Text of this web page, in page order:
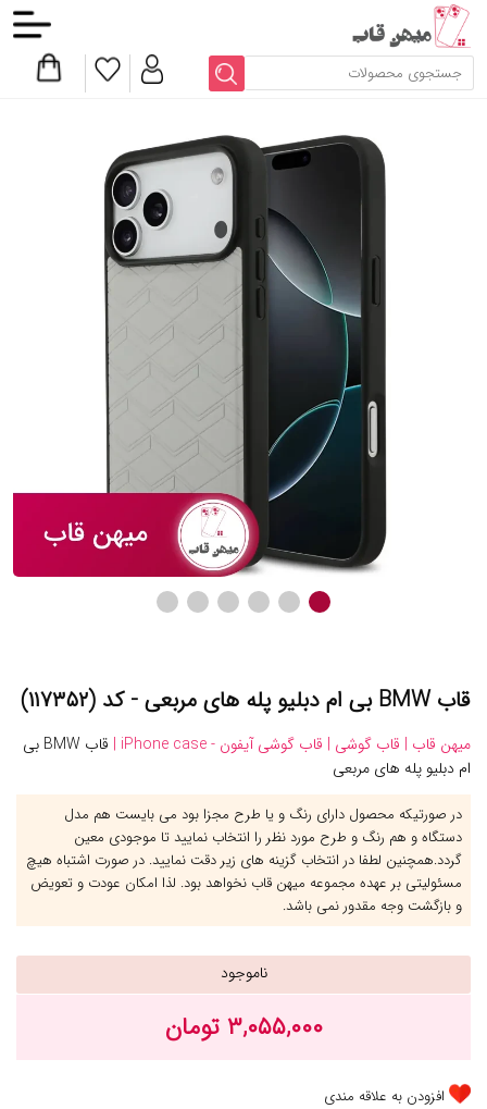
قاب BMW بی ام دبلیو پله های مربعی - کد (۱۱۷۳۵۲)
میهن قاب | قاب گوشی | قاب گوشی آیفون - iPhone case |
قاب BMW بی
ام دبلیو پله های مربعی
در صورتیکه محصول دارای رنگ و یا طرح مجزا بود می بایست هم مدل
دستگاه و هم رنگ و طرح مورد نظر را انتخاب نمایید تا موجودی معین
گردد.همچنین لطفا در انتخاب گزینه های زیر دقت نمایید. در صورت اشتباه هیچ
مسئولیتی بر عهده مجموعه میهن قاب نخواهد بود. لذا امکان عودت و تعویض
و بازگشت وجه مقدور نمی باشد.
ناموجود
۳,۰۵۵,۰۰۰ تومان
افزودن به علاقه مندی